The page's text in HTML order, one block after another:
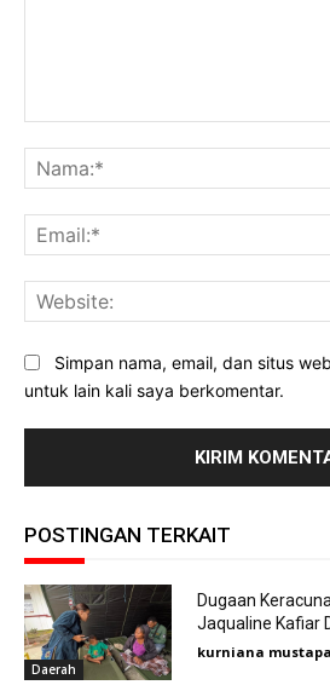
Simpan nama, email, dan situs
untuk lain kali saya berkomentar.
POSTINGAN TERKAIT
Daerah
Dugaan
Jaqualine Kafiar
kurniana mustapa